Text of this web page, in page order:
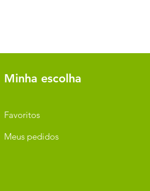
Minha escolha
Favoritos
Meus pedidos